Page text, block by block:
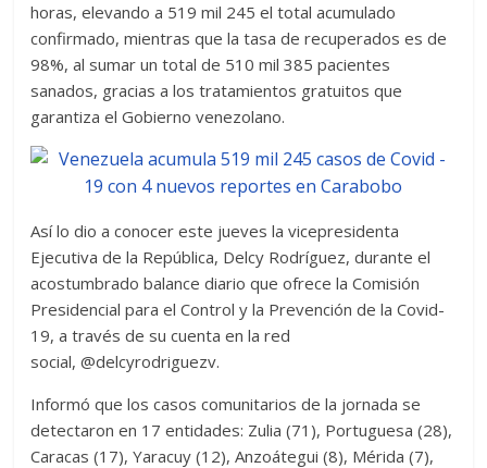
horas, elevando a 519 mil 245 el total acumulado
confirmado, mientras que la tasa de recuperados es de
98%, al sumar un total de 510 mil 385 pacientes
sanados, gracias a los tratamientos gratuitos que
garantiza el Gobierno venezolano.
Así lo dio a conocer este jueves la vicepresidenta
Ejecutiva de la República, Delcy Rodríguez, durante el
acostumbrado balance diario que ofrece la Comisión
Presidencial para el Control y la Prevención de la Covid-
19, a través de su cuenta en la red
social, @delcyrodriguezv.
Informó que los casos comunitarios de la jornada se
detectaron en 17 entidades: Zulia (71), Portuguesa (28),
Caracas (17), Yaracuy (12), Anzoátegui (8), Mérida (7),